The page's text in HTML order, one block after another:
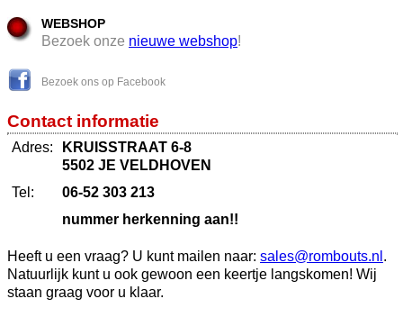
WEBSHOP
Bezoek onze nieuwe webshop!
Bezoek ons op Facebook
Contact informatie
Adres:
KRUISSTRAAT 6-8
5502 JE VELDHOVEN
Tel:
06-52 303 213
nummer herkenning aan!!
Heeft u een vraag? U kunt mailen naar: sales@rombouts.nl .
Natuurlijk kunt u ook gewoon een keertje langskomen! Wij
staan graag voor u klaar.